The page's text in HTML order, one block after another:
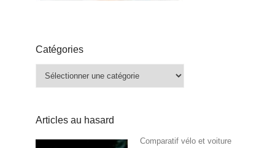
Catégories
Articles au hasard
Comparatif vélo et voiture